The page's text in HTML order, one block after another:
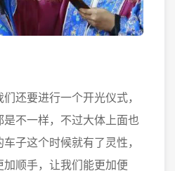
要进行一个开光仪式，
不一样，不过大体上面也
子这个时候就有了灵性，
顺手，让我们能更加便